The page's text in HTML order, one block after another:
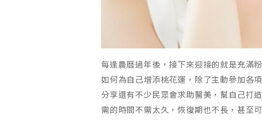
每逢農曆過年後，接下來迎接的就是充滿
如何為自己增添桃花運，除了主動參加各
分享還有不少民眾會求助醫美，幫自己打
需的時間不需太久，恢復期也不長，甚至